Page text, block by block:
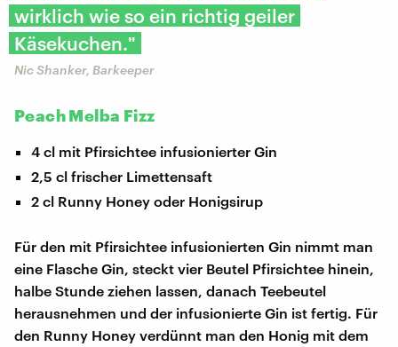
wirklich wie so ein richtig geiler
Käsekuchen."
Nic Shanker, Barkeeper
Peach Melba Fizz
4 cl mit Pfirsichtee infusionierter Gin
2,5 cl frischer Limettensaft
2 cl Runny Honey oder Honigsirup
Für den mit Pfirsichtee infusionierten Gin nimmt man
eine Flasche Gin, steckt vier Beutel Pfirsichtee hinein,
halbe Stunde ziehen lassen, danach Teebeutel
herausnehmen und der infusionierte Gin ist fertig. Für
den Runny Honey verdünnt man den Honig mit dem